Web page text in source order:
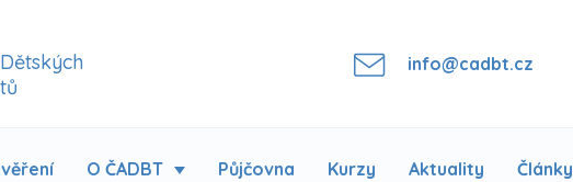
info@cadbt.cz
O ČADBT Půjčovna Kurzy Aktuality Články